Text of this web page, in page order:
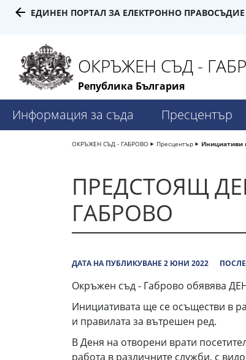
ЕДИНЕН ПОРТАЛ ЗА ЕЛЕКТРОННО ПРАВОСЪДИЕ
ОКРЪЖЕН СЪД -
Република България
Информация за съда Пресцентър
ОКРЪЖЕН СЪД - ГАБРОВО Пресцентър Инициативи
ПРЕДСТОЯЩ
ГАБРОВО
ДАТА НА ПУБЛИКУВАНЕ 2 ЮНИ 2022
Окръжен съд - Габрово обявява
Инициативата ще се осъществи в
и правилата за вътрешен ред.
В Деня на отворени врати
работа в различните служби, с